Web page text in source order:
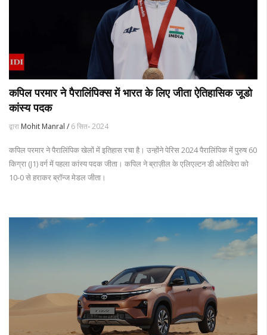
कपिल परमार ने पैरालिंपिक्स में भारत के लिए जीता ऐतिहासिक जूडो
कांस्य पदक
द्वारा Mohit Manral / 6 सित॰ 2024
कपिल परमार ने पैरालिंपिक खेलों में इतिहास रचा है। उन्होंने पेरिस 2024 पैरालिंपिक में पुरुष 60
किग्रा (J1) वर्ग में पहला कांस्य पदक जीता। कपिल ने ब्राज़ील के एलिएल्टन डी ओलिवेरा को
10-0 से हराकर ब्रॉन्ज मेडल जीता।